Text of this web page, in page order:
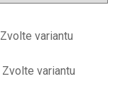
Zvolte variantu
Zvolte variantu